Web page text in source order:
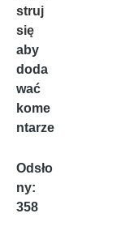
struj
się
aby
doda
wać
kome
ntarze
Odsło
ny:
358